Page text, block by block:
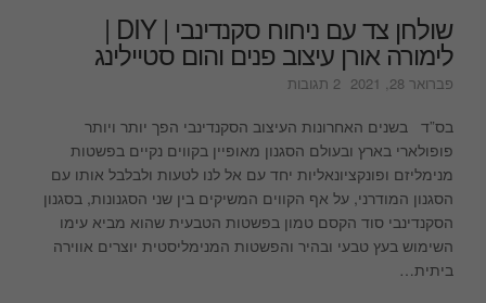
שולחן צד עם ניחוח סקנדינבי | DIY |
לימורה אורן עיצוב פנים והום סטיילינג
פברואר 28, 2021 2 תגובות
צד
עם
ניחוח
|
DIY
|
בס”ד בשנים האחרונות העיצוב הסקנדינבי הפך יותר ויותר
פופולארי בארץ ובעולם הסגנון מאופיין בקווים נקיים בפשטות
מנימליזם ופונקציונאליות יחד עם אל לנו לטעות ולבלבל אותו עם
הסגנון המודרני, על אף הקווים המשיקים בין שני הסגנונות, בסגנון
הסקנדינבי סוד הקסם טמון בפשטות הטבעית שהוא מביא עימו
השימוש בעץ טבעי ובהיר והפשטות המנימליסטית יוצרים אווירה
ביתית…